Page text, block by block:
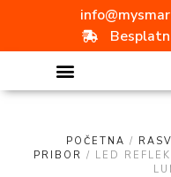
POČETNA /
PRIBOR / LED